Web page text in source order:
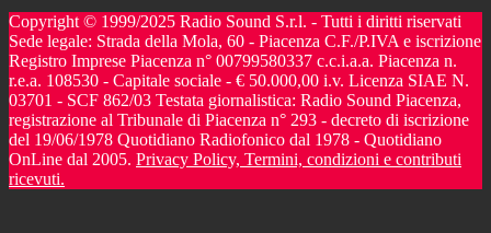
Copyright © 1999/2025 Radio Sound S.r.l. - Tutti i diritti riservati
Sede legale: Strada della Mola, 60 - Piacenza C.F./P.IVA e iscrizione
Registro Imprese Piacenza n° 00799580337 c.c.i.a.a. Piacenza n.
r.e.a. 108530 - Capitale sociale - € 50.000,00 i.v. Licenza SIAE N.
03701 - SCF 862/03 Testata giornalistica: Radio Sound Piacenza,
registrazione al Tribunale di Piacenza n° 293 - decreto di iscrizione
del 19/06/1978 Quotidiano Radiofonico dal 1978 - Quotidiano
OnLine dal 2005. Privacy Policy, Termini, condizioni e contributi
ricevuti.